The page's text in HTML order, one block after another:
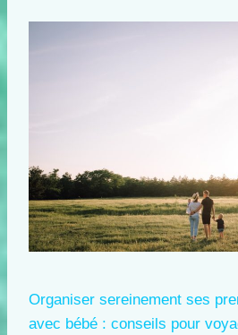
Organiser sereinement ses
avec bébé : conseils pour